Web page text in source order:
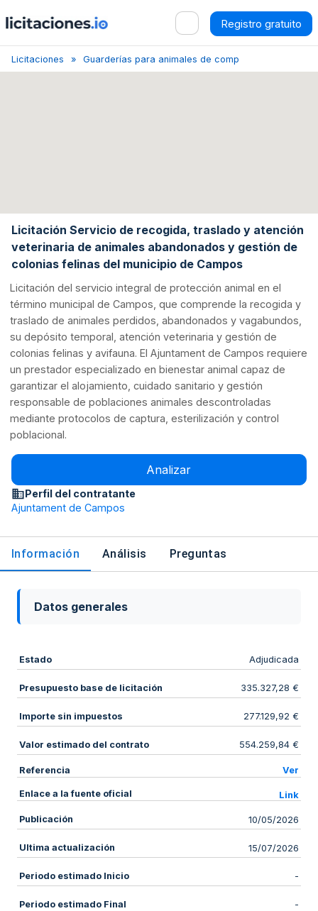
Registro gratuito
Licitaciones Guarderías para animales de compañía
Licitación Servicio de recogida, traslado y atención
veterinaria de animales abandonados y gestión de
colonias felinas del municipio de Campos
Licitación del servicio integral de protección animal en el
término municipal de Campos, que comprende la recogida y
traslado de animales perdidos, abandonados y vagabundos,
su depósito temporal, atención veterinaria y gestión de
colonias felinas y avifauna. El Ajuntament de Campos requiere
un prestador especializado en bienestar animal capaz de
garantizar el alojamiento, cuidado sanitario y gestión
responsable de poblaciones animales descontroladas
mediante protocolos de captura, esterilización y control
poblacional.
Analizar
Perfil del contratante
Ajuntament de Campos
Información Análisis Preguntas
Datos generales
Estado Adjudicada
Presupuesto base de licitación 335.327,28 €
Importe sin impuestos 277.129,92 €
Valor estimado del contrato 554.259,84 €
Referencia Ver
Enlace a la fuente oficial Link
Publicación 10/05/2026
Ultima actualización 15/07/2026
Periodo estimado Inicio -
Periodo estimado Final -